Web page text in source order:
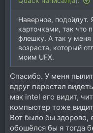
Наверное, подойдут.
карточками, так что
флешку. А так у меня
возраста, который
моим UFX.
Спасибо. У меня
вдруг перестал
мак intel его видит,
компьютер тоже
Вот было бы здорово,
обошёлся бы я тогда